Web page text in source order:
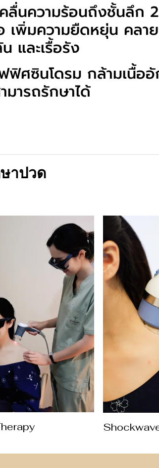
ลื่นความร้อนถึงชั้นลึก
เพิ่มความยืดหยุ่น คลา
และเรื้อรัง
ศซินโดรม กล้ามเนื้อ
ารถรักษาได้
าปวด